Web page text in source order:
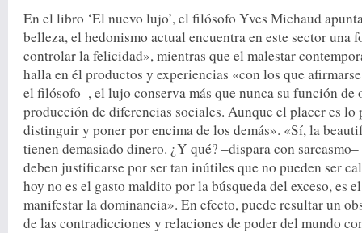
En el libro ‘El nuevo lujo’, el filósofo Yves Michaud
belleza, el hedonismo actual encuentra en este sector una
controlar la felicidad», mientras que el malestar
halla en él productos y experiencias «con los que
el filósofo–, el lujo conserva más que nunca su función de
producción de diferencias sociales. Aunque el placer es lo
distinguir y poner por encima de los demás». «Sí, la
tienen demasiado dinero. ¿Y qué? –dispara con
deben justificarse por ser tan inútiles que no pueden ser
hoy no es el gasto maldito por la búsqueda del exceso, es
manifestar la dominancia». En efecto, puede resultar un
de las contradicciones y relaciones de poder del mundo